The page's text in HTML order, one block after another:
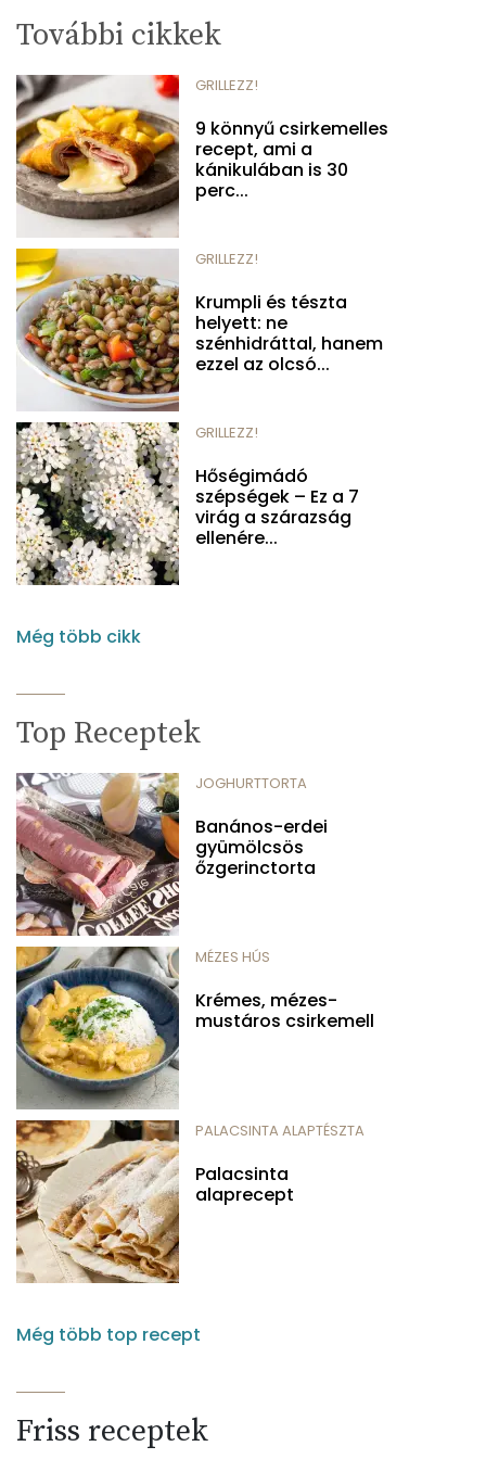
További cikkek
GRILLEZZ!
9 könnyű csirkemelles
recept, ami a
kánikulában is 30
perc...
GRILLEZZ!
Krumpli és tészta
helyett: ne
szénhidráttal, hanem
ezzel az olcsó...
GRILLEZZ!
Hőségimádó
szépségek – Ez a 7
virág a szárazság
ellenére...
Még több cikk
Top Receptek
JOGHURTTORTA
Banános-erdei
gyümölcsös
őzgerinctorta
MÉZES HÚS
Krémes, mézes-
mustáros csirkemell
PALACSINTA ALAPTÉSZTA
Palacsinta
alaprecept
Még több top recept
Friss receptek